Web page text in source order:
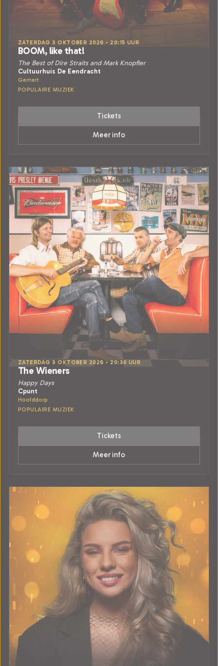
ZATERDAG 3 OKTOBER 2026 • 20:15 UUR
BOOM, like that!
The Best of Dire Straits and Mark Knopfler
Cultuurhuis De Eendracht
Gemert
POPULAIRE MUZIEK
Tickets
Meer info
ZATERDAG 3 OKTOBER 2026 • 20:30 UUR
The Wieners
Happy Days
Cpunt
Hoofddorp
POPULAIRE MUZIEK
Tickets
Meer info